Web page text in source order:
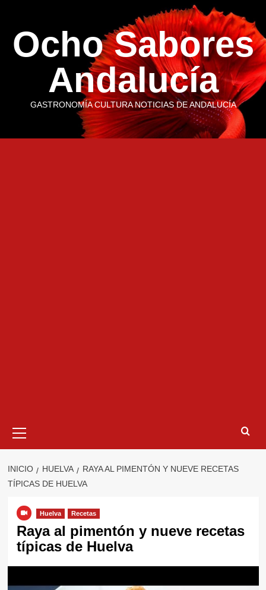
contenido
Ocho Sabores
Andalucía
GASTRONOMÍA CULTURA NOTICIAS DE ANDALUCÍA
primario
INICIO HUELVA
RAYA AL PIMENTÓN Y NUEVE RECETAS
TÍPICAS DE HUELVA
Huelva Recetas
Raya al pimentón y nueve recetas
típicas de Huelva